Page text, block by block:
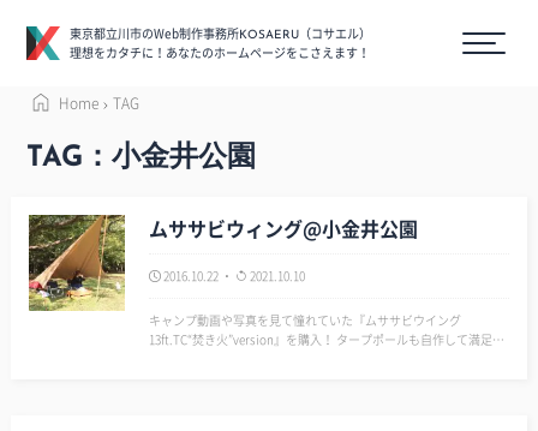
東京都立川市のWeb制作事務所KOSAERU
（コサエル）
理想をカタチに！あなたのホームページをこさえます！
Home TAG
TAG：小金井公園
ムササビウィング@小金井公園
2016.10.22 2021.10.10
キャンプ動画や写真を見て憧れていた『ムササビウイング
13ft.TC“焚き火”version』を購入！ タープポールも自作して満足度